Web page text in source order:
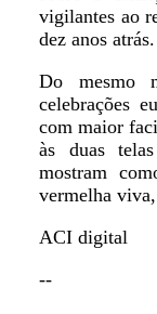
vigilantes ao
dez anos atrás.
Do mesmo
celebrações
com maior
às duas
mostram
vermelha
ACI digital
--